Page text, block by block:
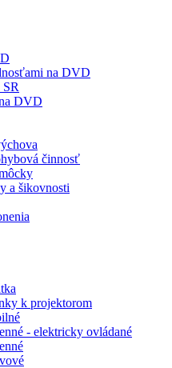
na DVD
DVD
činnosť
a šikovnosti
k projektorom
- elektricky ovládané